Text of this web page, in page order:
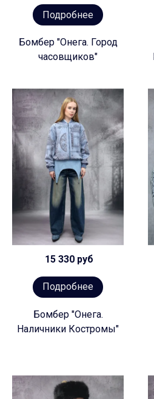
Подробнее
Бомбер "Онега. Город
часовщиков"
15 330 руб
Подробнее
Бомбер "Онега.
Наличники Костромы"